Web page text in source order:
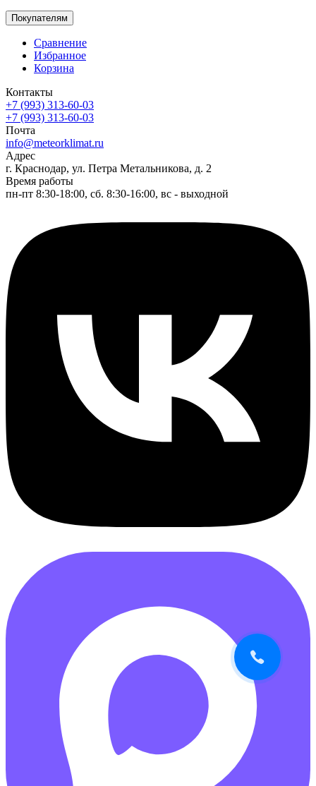
Покупателям
Сравнение
Избранное
Корзина
Контакты
+7 (993) 313-60-03
+7 (993) 313-60-03
Почта
info@meteorklimat.ru
Адрес
г. Краснодар, ул. Петра Метальникова, д. 2
Время работы
пн-пт 8:30-18:00, сб. 8:30-16:00, вс - выходной